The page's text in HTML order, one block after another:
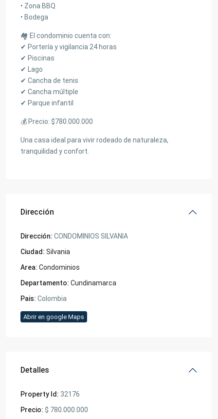
• Zona BBQ
• Bodega
🏘 El condominio cuenta con:
✔ Portería y vigilancia 24 horas
✔ Piscinas
✔ Lago
✔ Cancha de tenis
✔ Cancha múltiple
✔ Parque infantil
💰 Precio: $780.000.000
Una casa ideal para vivir rodeado de naturaleza,
tranquilidad y confort.
Dirección
Dirección: CONDOMINIOS SILVANIA
Ciudad: Silvania
Area: Condominios
Departamento: Cundinamarca
Pais: Colombia
Abrir en google Maps
Detalles
Property Id: 32176
Precio: $ 780.000.000